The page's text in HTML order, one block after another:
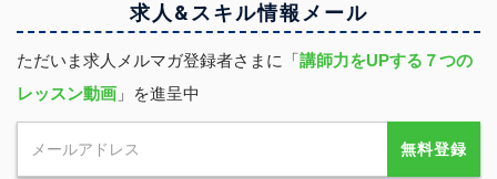
求人&スキル情報メール
ただいま求人メルマガ登録者さまに「 講師力をUPする７つの
レッスン動画 」を進呈中
無料登録